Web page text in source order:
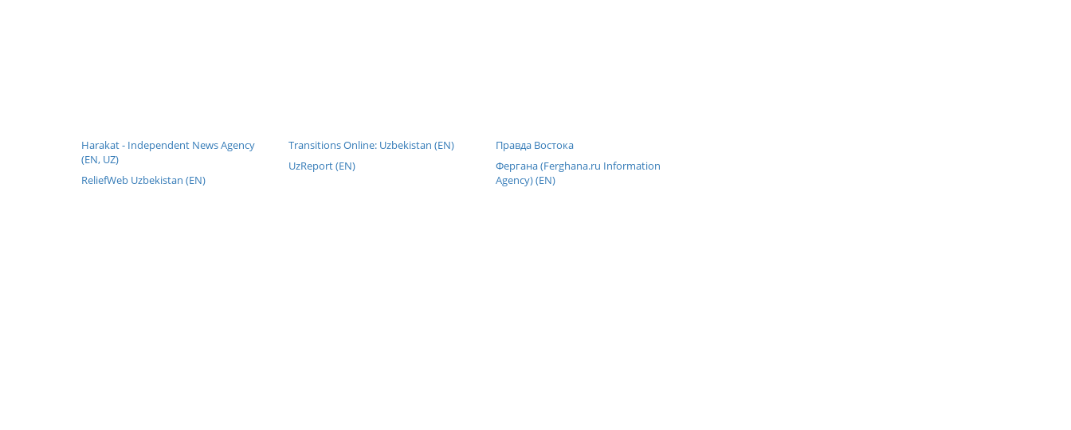
Harakat - Independent News Agency
(EN, UZ)
ReliefWeb Uzbekistan (EN)
Transitions Online: Uzbekistan (EN)
UzReport (EN)
Правда Востока
Фергана (Ferghana.ru Information
Agency) (EN)